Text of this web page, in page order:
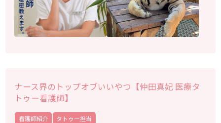
ナース界のトップオブいいやつ【仲田真妃 医療タ
トゥー看護師】
看護師紹介 タトゥー担当